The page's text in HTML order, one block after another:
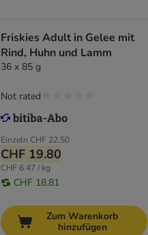
Friskies Adult in Gelee mit
Rind, Huhn und Lamm
36 x 85 g
Einzeln CHF 22.50
CHF 19.80
CHF 6.47 / kg
CHF 18.81
Not rated
Zum Warenkorb
hinzufügen